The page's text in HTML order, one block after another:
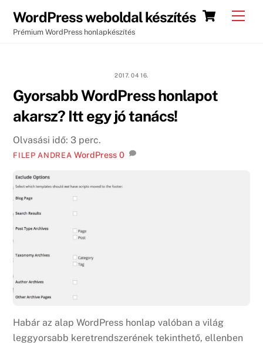
content
Cart
WordPress weboldal készítés
Prémium WordPress honlapkészítés
2017. 04 16.
Gyorsabb WordPress honlapot
akarsz? Itt egy jó tanács!
Olvasási idő: 3 perc.
FILEP ANDREA WordPress 0
Habár az alap WordPress honlap valóban a világ
leggyorsabb keretrendszerének tekinthető, ellenben